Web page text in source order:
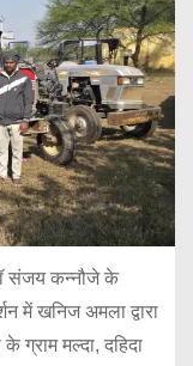
संजय कन्नौजे के
में खनिज अमला द्वारा
ग्राम मल्दा, दहिदा